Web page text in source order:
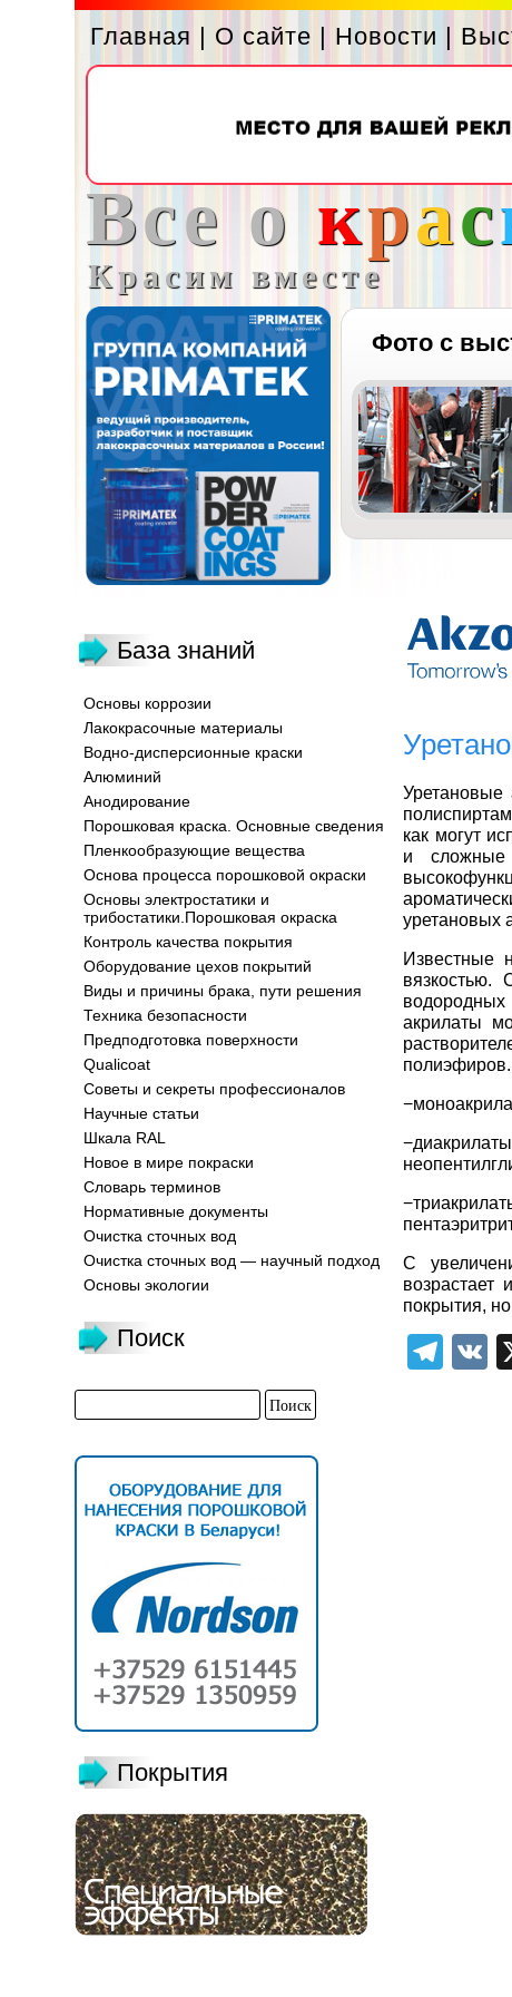
Главная | О сайте | Новости |
Все о крас
Красим вместе
Фото с
База знаний
Основы коррозии
Лакокрасочные материалы
Водно-дисперсионные краски
Алюминий
Анодирование
Порошковая краска. Основные сведения
Пленкообразующие вещества
Основа процесса порошковой окраски
Основы электростатики и
трибостатики.Порошковая окраска
Контроль качества покрытия
Оборудование цехов покрытий
Виды и причины брака, пути решения
Техника безопасности
Предподготовка поверхности
Qualicoat
Советы и секреты профессионалов
Научные статьи
Шкала RAL
Новое в мире покраски
Словарь терминов
Нормативные документы
Очистка сточных вод
Очистка сточных вод — научный подход
Основы экологии
Поиск
Покрытия
как могут
и сложные
уретановых
Известные
вязкостью.
акрилаты
С
возрастает
покрытия,